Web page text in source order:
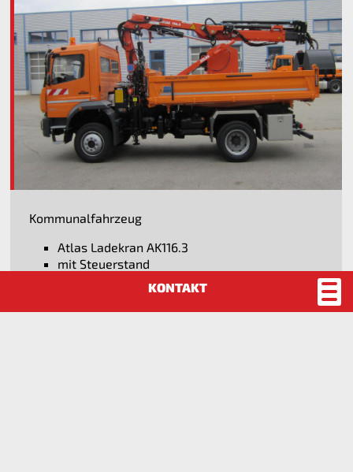
Kommunalfahrzeug
Atlas Ladekran AK116.3
mit Steuerstand
mit Hubarbeitskorb
mit Meiller Kipper
mit Grabgreifer